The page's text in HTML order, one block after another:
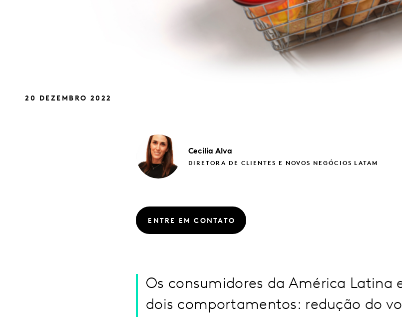
20 DEZEMBRO 2022
Cecilia Alva
DIRETORA DE CLIENTES E NOVOS NEGÓCIOS LATAM
ENTRE EM CONTATO
Os consumidores da América Latina
dois comportamentos: redução do